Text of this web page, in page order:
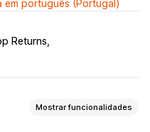
em português (Portugal)
Returns
Mostrar funcionalidades